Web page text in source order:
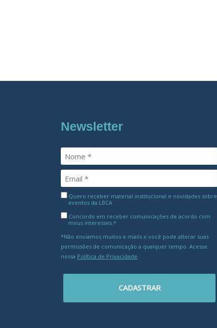
Newsletter
Quero receber material institucional e novidades sobre
eventos da LBCA
Concordo em receber comunicações de acordo com
meus interesses.*
*Não enviamos muitos e-mails e você pode alterar suas
permissões de comunicação a qualquer tempo. Acesse
nossa Política de Privacidade
CADASTRAR